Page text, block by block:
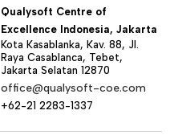
Qualysoft Centre of
Excellence Indonesia, Jakarta
Kota Kasablanka, Kav. 88, Jl.
Raya Casablanca, Tebet,
Jakarta Selatan 12870
office@qualysoft-coe.com
+62-21 2283-1337